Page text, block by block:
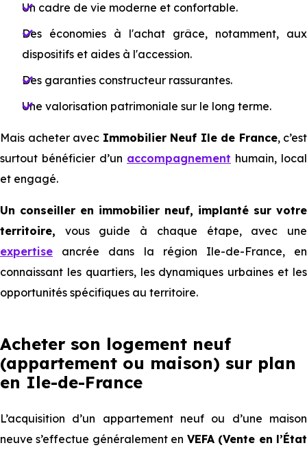
Un cadre de vie moderne et confortable.
Des économies à l'achat grâce, notamment, aux
dispositifs et aides à l'accession.
Des garanties constructeur rassurantes.
Une valorisation patrimoniale sur le long terme.
Mais acheter avec Immobilier Neuf Ile de France, c’est
surtout bénéficier d’un accompagnement humain, local
et engagé.
Un conseiller en immobilier neuf, implanté sur votre
territoire, vous guide à chaque étape, avec une
expertise ancrée dans la région Ile-de-France, en
connaissant les quartiers, les dynamiques urbaines et les
opportunités spécifiques au territoire.
Acheter son logement neuf
(appartement ou maison) sur plan
en Ile-de-France
L’acquisition d’un appartement neuf ou d’une maison
neuve s’effectue généralement en VEFA (Vente en l’État